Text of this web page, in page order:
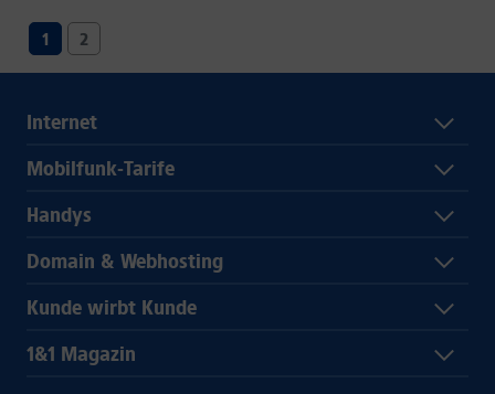
1 2
Internet
Mobilfunk-Tarife
Handys
Domain & Webhosting
Kunde wirbt Kunde
1&1 Magazin